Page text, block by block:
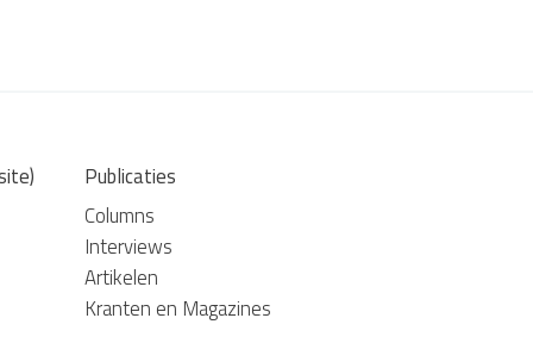
Publicaties
Columns
Interviews
Artikelen
Kranten en Magazines